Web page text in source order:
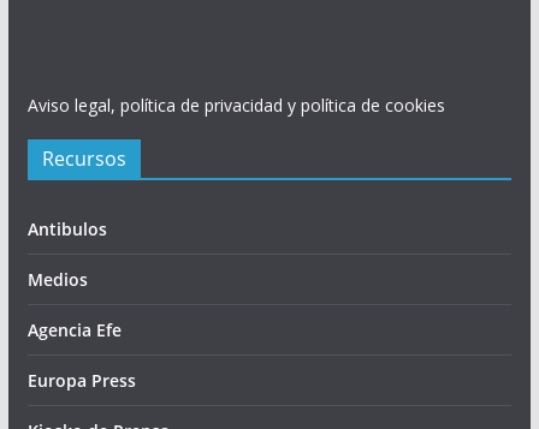
Aviso legal, política de privacidad y política de cookies
Recursos
Antibulos
Medios
Agencia Efe
Europa Press